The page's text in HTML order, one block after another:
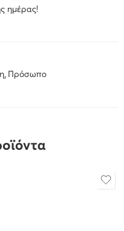
ημέρας!
, Πρόσωπο